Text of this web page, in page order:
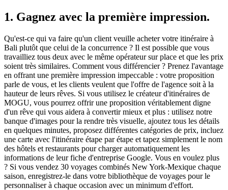
1. Gagnez avec la première impression.
Qu'est-ce qui va faire qu'un client veuille acheter votre itinéraire à
Bali plutôt que celui de la concurrence ? Il est possible que vous
travailliez tous deux avec le même opérateur sur place et que les prix
soient très similaires. Comment vous différencier ? Prenez l'avantage
en offrant une première impression impeccable : votre proposition
parle de vous, et les clients veulent que l'offre de l'agence soit à la
hauteur de leurs rêves. Si vous utilisez le créateur d'itinéraires de
MOGU, vous pourrez offrir une proposition véritablement digne
d'un rêve qui vous aidera à convertir mieux et plus : utilisez notre
banque d'images pour la rendre très visuelle, ajoutez tous les détails
en quelques minutes, proposez différentes catégories de prix, incluez
une carte avec l'itinéraire étape par étape et tapez simplement le nom
des hôtels et restaurants pour charger automatiquement les
informations de leur fiche d'entreprise Google. Vous en voulez plus
? Si vous vendez 30 voyages combinés New York-Mexique chaque
saison, enregistrez-le dans votre bibliothèque de voyages pour le
personnaliser à chaque occasion avec un minimum d'effort.